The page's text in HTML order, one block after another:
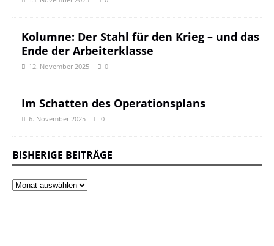
Kolumne: Der Stahl für den Krieg – und das
Ende der Arbeiterklasse
12. November 2025 0
Im Schatten des Operationsplans
6. November 2025 0
BISHERIGE BEITRÄGE